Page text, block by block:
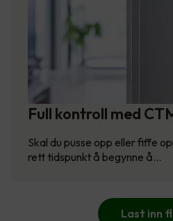
Full kontroll med
Skal du pusse opp eller fiffe
rett tidspunkt å begynne å…
Last inn